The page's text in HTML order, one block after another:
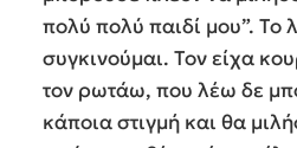
πολύ πολύ παιδί μου”. Το
συγκινούμαι. Τον είχα
τον ρωτάω, που λέω δε
κάποια στιγμή και θα